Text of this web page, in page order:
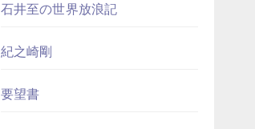
石井至の世界放浪記
紀之崎剛
要望書